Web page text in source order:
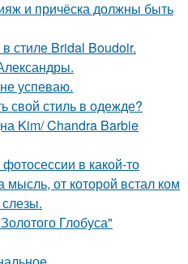
и причёска должны быть
стиле Bridal Boudoir.
успеваю.
свой стиль в одежде?
Kim/ Chandra Barbie
в какой-то
от которой встал ком
слезы.
Глобуса"